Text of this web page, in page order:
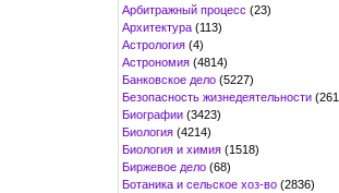
Арбитражный процесс (23)
Архитектура (113)
Астрология (4)
Астрономия (4814)
Банковское дело (5227)
Безопасность жизнедеятельности
Биографии (3423)
Биология (4214)
Биология и химия (1518)
Биржевое дело (68)
Ботаника и сельское хоз-во (2836)